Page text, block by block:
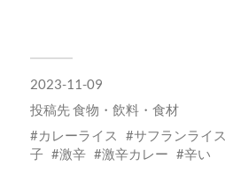
2023-11-09
投稿先食物・飲料・食材
カレーライス
サフランライス
子
激辛 激辛カレー 辛い